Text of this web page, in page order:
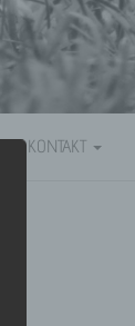
KONTAKT